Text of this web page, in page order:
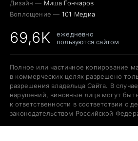
Дизайн — Миша Гончаров
Воплощение — 101 Медиа
69,6K
ежедневно
пользуются сайтом
Полное или частичное копирование
в коммерческих целях разрешено
разрешения владельца Сайта. В
нарушений, виновные лица могут
к ответственности в соответствии с
законодательством Российской